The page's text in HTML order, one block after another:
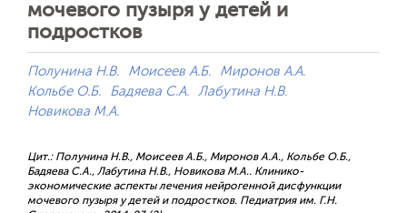
мочевого пузыря у детей и
подростков
Полунина Н.В. Моисеев А.Б.
Миронов А.А.
Кольбе О.Б.
Бадяева С.А. Лабутина Н.В.
Новикова М.А.
Цит.: Полунина Н.В., Моисеев А.Б., Миронов А.А., Кольбе О.Б.,
Бадяева С.А., Лабутина Н.В., Новикова М.А.. Клинико-
экономические аспекты лечения нейрогенной дисфункции
мочевого пузыря у детей и подростков. Педиатрия им. Г.Н.